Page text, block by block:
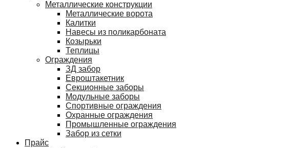
Металлические конструкции
Металлические ворота
Калитки
Навесы из поликарбоната
Козырьки
Теплицы
Ограждения
ЗД забор
Евроштакетник
Секционные заборы
Модульные заборы
Спортивные ограждения
Охранные ограждения
Промышленные ограждения
Забор из сетки
Прайс